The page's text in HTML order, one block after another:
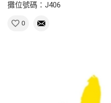
攤位號碼：J406
0